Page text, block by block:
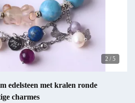
2 / 5
edelsteen met kralen ronde
charmes